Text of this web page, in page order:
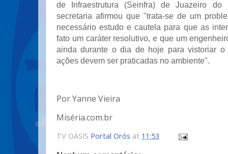
de Infraestrutura (Seinfra) de Juazeiro
secretaria afirmou que "trata-se de um
necessário estudo e cautela para que as
fato um caráter resolutivo, e que um
ainda durante o dia de hoje para vistoriar o
ações devem ser praticadas no ambiente".
Por Yanne Vieira
Miséria.com.br
TV OÁSIS Portal Orós at 11:53